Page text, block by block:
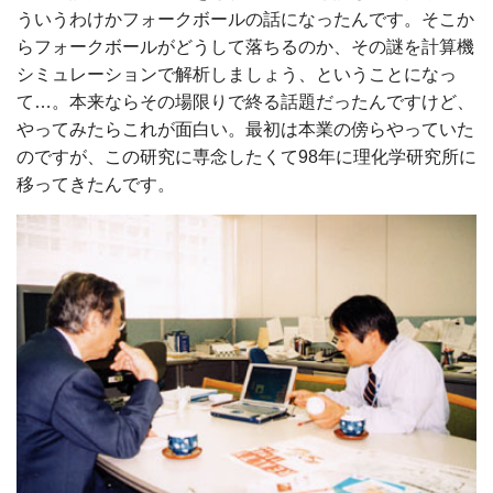
ういうわけかフォークボールの話になったんです。そこか
らフォークボールがどうして落ちるのか、その謎を計算機
シミュレーションで解析しましょう、ということになっ
て…。本来ならその場限りで終る話題だったんですけど、
やってみたらこれが面白い。最初は本業の傍らやっていた
のですが、この研究に専念したくて98年に理化学研究所に
移ってきたんです。